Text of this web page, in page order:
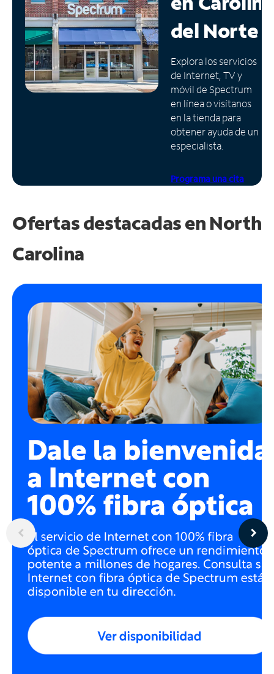
Administrar
cuenta
Encuentra
una
tienda
del Norte
Explora los servicios
de Internet, TV y
móvil de Spectrum
en línea o visítanos
en la tienda para
obtener ayuda de un
especialista.
Programa una cita
Ofertas destacadas en North
Carolina